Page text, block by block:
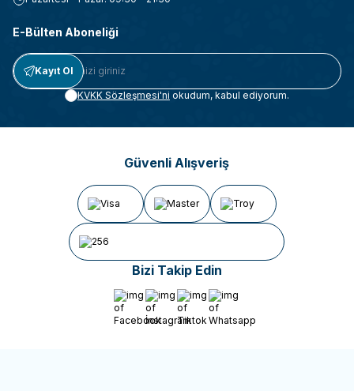
E-Bülten Aboneliği
Kayıt Ol
KVKK Sözleşmesi'ni okudum, kabul ediyorum.
Güvenli Alışveriş
Bizi Takip Edin
Facebookİnstagram
Tiktok Whatsapp